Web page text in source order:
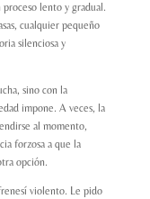
lento y gradual.
cualquier pequeño
silenciosa y
sino con la
impone. A veces, la
al momento,
forzosa a que la
opción.
violento. Le pido